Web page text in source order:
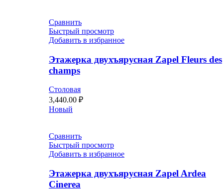
Сравнить
Быстрый просмотр
Добавить в избранное
Этажерка двухъярусная Zapel Fleurs des
champs
Столовая
3,440.00 ₽
Новый
Сравнить
Быстрый просмотр
Добавить в избранное
Этажерка двухъярусная Zapel Ardea
Cinerea